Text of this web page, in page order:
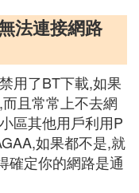
法連接網路
用了BT下載,如果
且常常上不去網
區其他用戶利用P
如果都不是,就
確定你的網路是通